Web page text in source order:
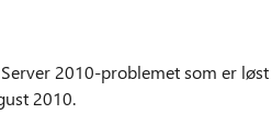
2010-problemet som er
2010.